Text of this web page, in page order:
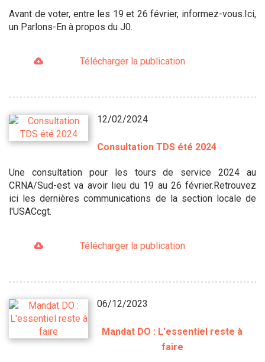
Avant de voter, entre les 19 et 26 février, informez-vous.Ici,
un Parlons-En à propos du J0.
Télécharger la publication
12/02/2024
Consultation TDS été 2024
Une consultation pour les tours de service 2024 au
CRNA/Sud-est va avoir lieu du 19 au 26 février.Retrouvez
ici les dernières communications de la section locale de
l'USACcgt.
Télécharger la publication
06/12/2023
Mandat DO : L'essentiel reste à
faire